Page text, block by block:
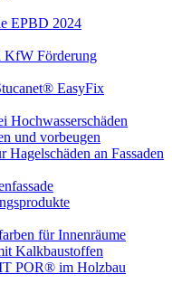
EPBD 2024
KfW Förderung
EasyFix
Hochwasserschäden
und vorbeugen
Hagelschäden an Fassaden
für Innenräume
Kalkbaustoffen
POR® im Holzbau